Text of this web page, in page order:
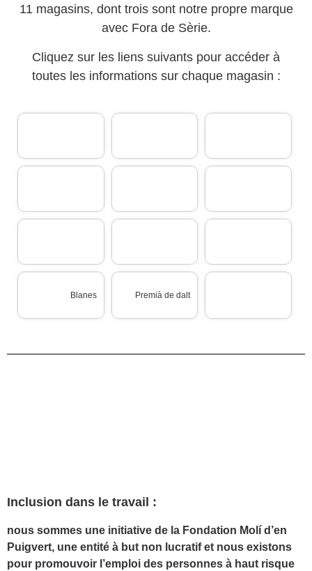
11 magasins, dont trois sont notre propre marque
avec Fora de Sèrie.
Cliquez sur les liens suivants pour accéder à
toutes les informations sur chaque magasin :
Blanes Premià de dalt
Inclusion dans le travail :
nous sommes une initiative de la Fondation Molí d’en
Puigvert, une entité à but non lucratif et nous existons
pour promouvoir l’emploi des personnes à haut risque